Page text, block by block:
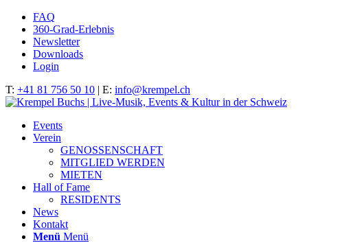
FAQ
360-Grad-Erlebnis
Newsletter
Downloads
Login
T: +41 81 756 50 10 | E: info@krempel.ch
Events
Verein
GENOSSENSCHAFT
MITGLIED WERDEN
MIETEN
Hall of Fame
RESIDENTS
News
Kontakt
Menü Menü